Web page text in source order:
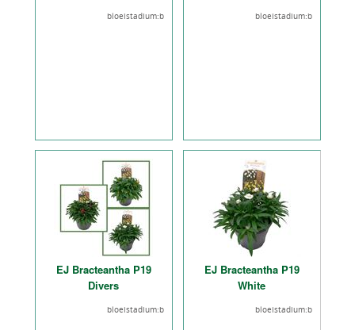
bloeistadium:b bloeistadium:b
EJ Bracteantha P19
Divers
bloeistadium:b
EJ Bracteantha P19
White
bloeistadium:b